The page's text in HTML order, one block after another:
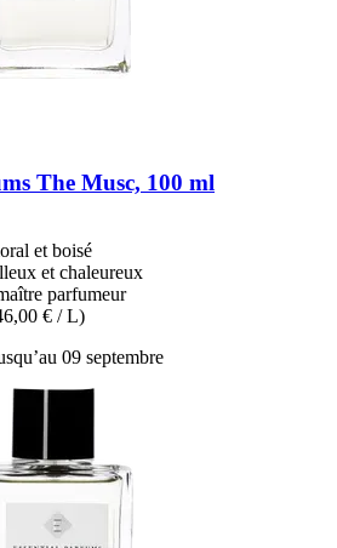
The Musc, 100 ml
et boisé
et chaleureux
parfumeur
€ / L)
09 septembre